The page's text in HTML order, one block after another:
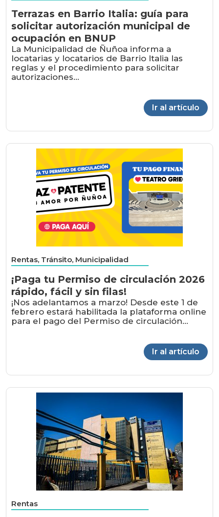
Terrazas en Barrio Italia: guía para
solicitar autorización municipal de
ocupación en BNUP
La Municipalidad de Ñuñoa informa a
locatarias y locatarios de Barrio Italia las
reglas y el procedimiento para solicitar
autorizaciones...
Ir al artículo
Rentas, Tránsito, Municipalidad
¡Paga tu Permiso de circulación 2026
rápido, fácil y sin filas!
¡Nos adelantamos a marzo! Desde este 1 de
febrero estará habilitada la plataforma online
para el pago del Permiso de circulación...
Ir al artículo
Rentas